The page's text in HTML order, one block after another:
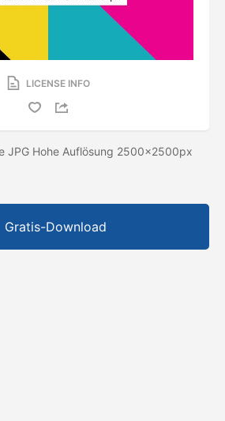
LICENSE INFO
JPG Hohe Auflösung 2500x2500px
Gratis-Download